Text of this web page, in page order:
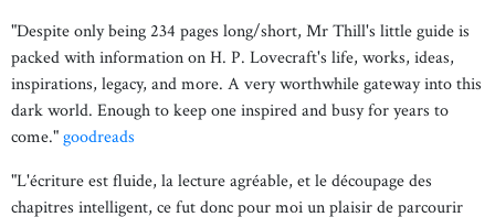
"Despite only being 234 pages long/short, Mr Thill's little guide is
packed with information on H. P. Lovecraft's life, works, ideas,
inspirations, legacy, and more. A very worthwhile gateway into this
dark world. Enough to keep one inspired and busy for years to
come."goodreads
"L'écriture est fluide, la lecture agréable, et le découpage des
chapitres intelligent, ce fut donc pour moi un plaisir de parcourir